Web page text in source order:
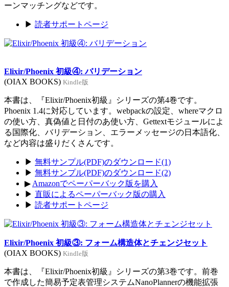
ーンマッチングなどです。
▶ 読者サポートページ
Elixir/Phoenix 初級④: バリデーション
(OIAX BOOKS) Kindle版
本書は、『Elixir/Phoenix初級』シリーズの第4巻です。
Phoenix 1.4に対応しています。webpackの設定、whereマクロ
の使い方、真偽値と日付のあ使い方、Gettextモジュールによ
る国際化、バリデーション、エラーメッセージの日本語化、
など内容は盛りだくさんです。
▶ 無料サンプル(PDF)のダウンロード(1)
▶ 無料サンプル(PDF)のダウンロード(2)
▶ Amazonでペーパーバック版を購入
▶ 直販によるペーパーバック版の購入
▶ 読者サポートページ
Elixir/Phoenix 初級③: フォーム構造体とチェンジセット
(OIAX BOOKS) Kindle版
本書は、『Elixir/Phoenix初級』シリーズの第3巻です。前巻
で作成した簡易予定表管理システムNanoPlannerの機能拡張